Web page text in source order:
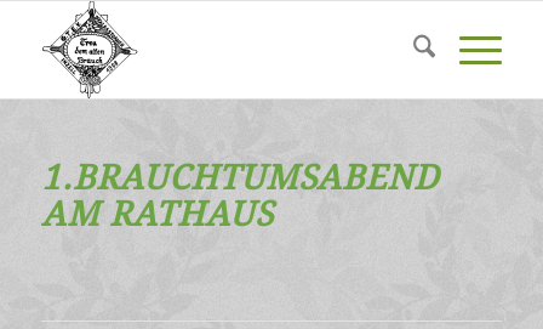
1.BRAUCHTUMSABEND
AM RATHAUS